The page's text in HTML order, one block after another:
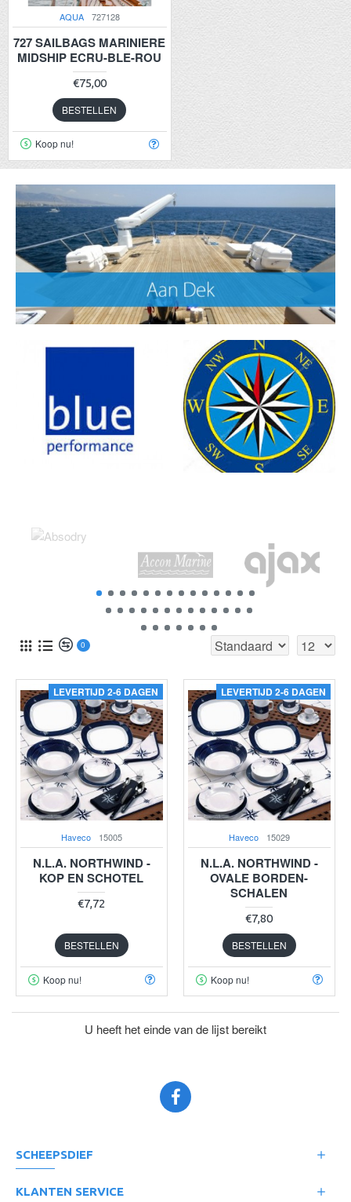
AQUA 727128
727 SAILBAGS MARINIERE
MIDSHIP ECRU-BLE-ROU
€75,00
BESTELLEN
Koop nu!
0
LEVERTIJD 2-6 DAGEN
Haveco 15005
N.L.A. NORTHWIND -
KOP EN SCHOTEL
€7,72
BESTELLEN
Koop nu!
LEVERTIJD 2-6 DAGEN
Haveco 15029
N.L.A. NORTHWIND -
OVALE BORDEN-
SCHALEN
€7,80
BESTELLEN
Koop nu!
U heeft het einde van de lijst bereikt
SCHEEPSDIEF
KLANTEN SERVICE